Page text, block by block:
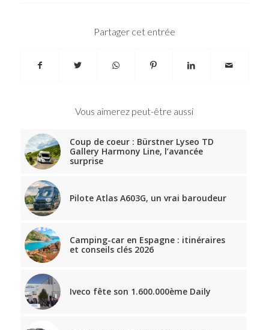
Partager cet entrée
Vous aimerez peut-être aussi
Coup de coeur : Bürstner Lyseo TD
Gallery Harmony Line, l’avancée
surprise
Pilote Atlas A603G, un vrai baroudeur
Camping-car en Espagne : itinéraires
et conseils clés 2026
Iveco fête son 1.600.000ème Daily